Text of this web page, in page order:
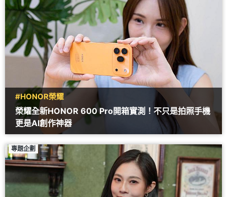
#HONOR榮耀
榮耀全新HONOR 600 Pro開箱實測！不只是拍照手機
更是AI創作神器
專題企劃